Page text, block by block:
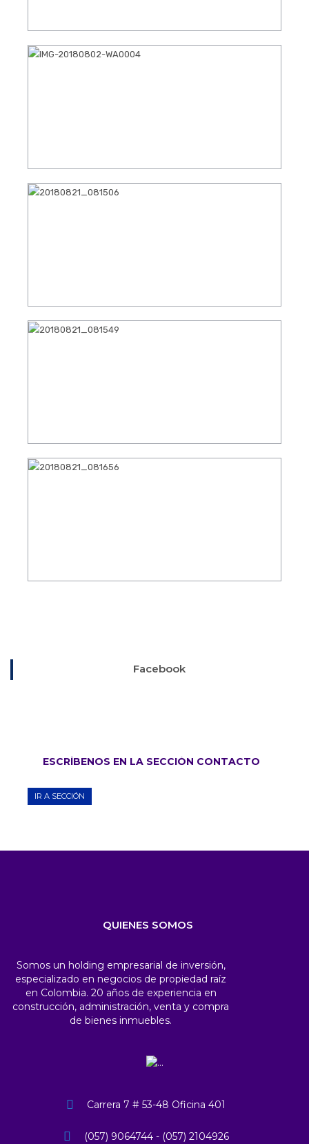
Facebook
ESCRÍBENOS EN LA SECCIÓN CONTACTO
IR A SECCIÓN
QUIENES SOMOS
Somos un holding empresarial de inversión,
especializado en negocios de propiedad raíz
en Colombia. 20 años de experiencia en
construcción, administración, venta y compra
de bienes inmuebles.
Carrera 7 # 53-48 Oficina 401
(057) 9064744 - (057) 2104926